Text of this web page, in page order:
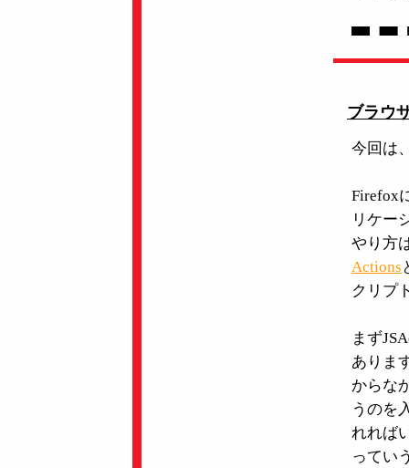
ブラウ
今回は
Firefox
リケー
やり方
Actions
クリプ
まず
ありま
からな
うのを
れれば
ってい